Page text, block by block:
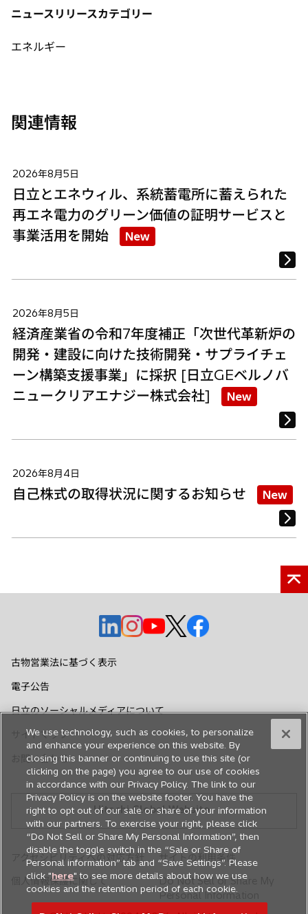
タ
ニュースリリースカテゴリー
エネルギー
関連情報
2026年8月5日
日立とエネウィル、系統蓄電所に蓄えられた
再エネ電力のグリーン価値の証明サービスと
事業活用を開始
New
2026年8月5日
経済産業省の令和7年度補正「次世代革新炉の
開発・建設に向けた技術開発・サプライチェ
ーン構築支援事業」に採択 [日立GEベルノバ
ニュークリアエナジー株式会社]
New
2026年8月4日
自己株式の取得状況に関するお知らせ New
新
し
で
く
新
で
く
新
し
く
新
し
く
新
く
古物営業法に基づく表示
電子公告
日立のソーシャルメディアについて
サイトマップ
お問い合わせ
Hitachi Global Website
アクセシビリティへの対応方針
サイトの利用条件
個人情報保護に関して
Do Not Sell or Share My
Personal Information
We use technology, such as cookies, to personalize
and enhance your experience on this website. By
closing this banner or continuing to use this site (or
clicking on the page) you agree to our use of cookies
in accordance with our Privacy Policy. The link to our
Privacy Policy is on the website footer. You have the
right to opt out of our sale or share of your information
with our partners. To exercise your right, please click
“Do Not Sell or Share My Personal Information”, then
disable the toggle switch in the “Sale or Share of
Personal information” tab and “Save Settings”. Please
click "here" to see more details about how we use
cookies and the retention period of each cookie.